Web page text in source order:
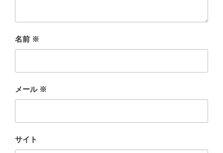
名前 ※
メール ※
サイト